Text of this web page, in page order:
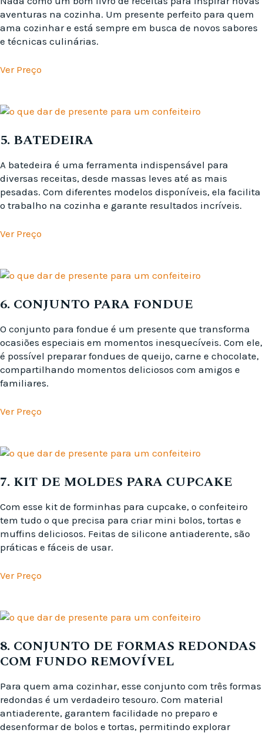
aventuras na cozinha. Um presente perfeito para quem
ama cozinhar e está sempre em busca de novos sabores
e técnicas culinárias.
Ver Preço
5. BATEDEIRA
A batedeira é uma ferramenta indispensável para
diversas receitas, desde massas leves até as mais
pesadas. Com diferentes modelos disponíveis, ela facilita
o trabalho na cozinha e garante resultados incríveis.
Ver Preço
6. CONJUNTO PARA FONDUE
O conjunto para fondue é um presente que transforma
ocasiões especiais em momentos inesquecíveis. Com ele,
é possível preparar fondues de queijo, carne e chocolate,
compartilhando momentos deliciosos com amigos e
familiares.
Ver Preço
7. KIT DE MOLDES PARA CUPCAKE
Com esse kit de forminhas para cupcake, o confeiteiro
tem tudo o que precisa para criar mini bolos, tortas e
muffins deliciosos. Feitas de silicone antiaderente, são
práticas e fáceis de usar.
Ver Preço
8. CONJUNTO DE FORMAS REDONDAS
COM FUNDO REMOVÍVEL
Para quem ama cozinhar, esse conjunto com três formas
redondas é um verdadeiro tesouro. Com material
antiaderente, garantem facilidade no preparo e
desenformar de bolos e tortas, permitindo explorar